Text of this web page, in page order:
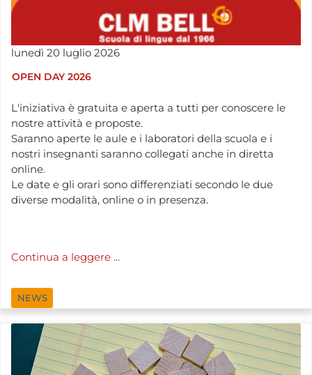
lunedì 20 luglio 2026
OPEN DAY 2026
L'iniziativa è gratuita e aperta a tutti per conoscere le
nostre attività e proposte.
Saranno aperte le aule e i laboratori della scuola e i
nostri insegnanti saranno collegati anche in diretta
online.
Le date e gli orari sono differenziati secondo le due
diverse modalità, online o in presenza.
Continua a leggere ...
NEWS